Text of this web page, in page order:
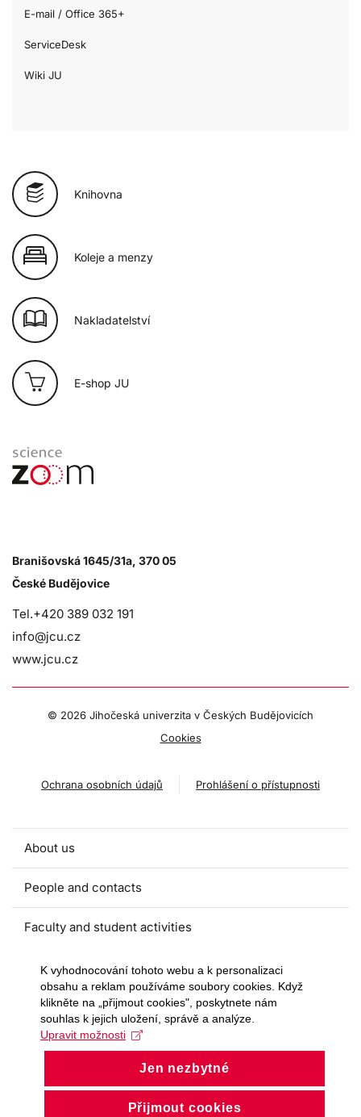
E-mail / Office 365+
ServiceDesk
Wiki JU
Knihovna
Koleje a menzy
Nakladatelství
E-shop JU
Branišovská 1645/31a, 370 05
České Budějovice
Tel.+420 389 032 191
info@jcu.cz
www.jcu.cz
© 2026 Jihočeská univerzita v Českých Budějovicích
Cookies
Ochrana osobních údajů Prohlášení o přístupnosti
About us
People and contacts
Faculty and student activities
Projects and strategic partnerships
Documents
European sustainable development week
Currently
K vyhodnocování tohoto webu a k personalizaci
obsahu a reklam používáme soubory cookies. Když
klikněte na „přijmout cookies", poskytnete nám
souhlas k jejich uložení, správě a analýze.
Upravit možnosti
Jen nezbytné
Přijmout cookies